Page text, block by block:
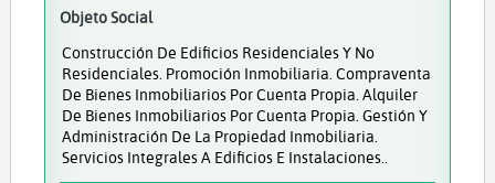
Objeto Social
Construcción De Edificios Residenciales Y No
Residenciales. Promoción Inmobiliaria. Compraventa
De Bienes Inmobiliarios Por Cuenta Propia. Alquiler
De Bienes Inmobiliarios Por Cuenta Propia. Gestión Y
Administración De La Propiedad Inmobiliaria.
Servicios Integrales A Edificios E Instalaciones..